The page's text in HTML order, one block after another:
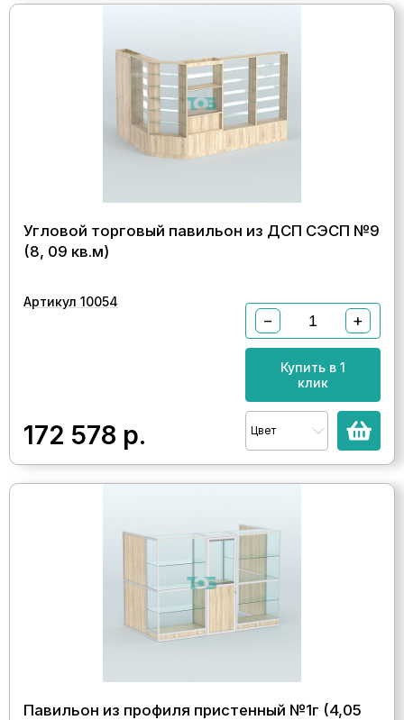
Угловой торговый павильон из ДСП СЭСП №9
(8, 09 кв.м)
Артикул 10054
172 578 р.
− +
Купить в 1
клик
Цвет
Павильон из профиля пристенный №1г (4,05